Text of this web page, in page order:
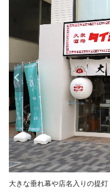
大きな垂れ幕や店名入りの提